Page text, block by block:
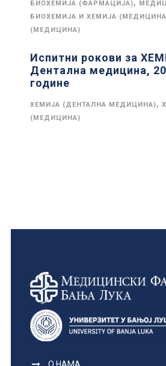
БИОХЕМИЈА (ФАРМАЦИЈА),
БИОХЕМИЈА И ХЕМИЈА
(МЕДИЦИНА)
Испитни рокови за
Дентална медицина,
године
ХЕМИЈА (ДЕНТАЛНА МЕДИЦИНА),
(МЕДИЦИНА)